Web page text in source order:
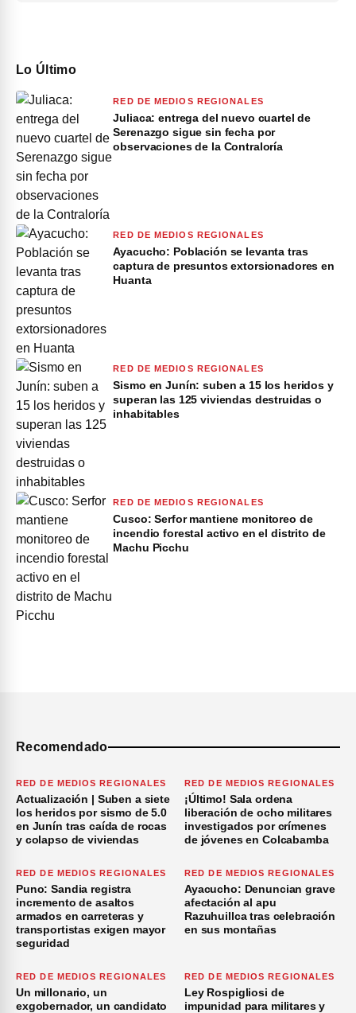
Lo Último
RED DE MEDIOS REGIONALES
Juliaca: entrega del nuevo cuartel de
Serenazgo sigue sin fecha por
observaciones de la Contraloría
RED DE MEDIOS REGIONALES
Ayacucho: Población se levanta tras
captura de presuntos extorsionadores en
Huanta
RED DE MEDIOS REGIONALES
Sismo en Junín: suben a 15 los heridos y
superan las 125 viviendas destruidas o
inhabitables
RED DE MEDIOS REGIONALES
Cusco: Serfor mantiene monitoreo de
incendio forestal activo en el distrito de
Machu Picchu
Recomendado
RED DE MEDIOS REGIONALES
Actualización | Suben a siete
los heridos por sismo de 5.0
en Junín tras caída de rocas
y colapso de viviendas
RED DE MEDIOS REGIONALES
¡Último! Sala ordena
liberación de ocho militares
investigados por crímenes
de jóvenes en Colcabamba
RED DE MEDIOS REGIONALES
Puno: Sandia registra
incremento de asaltos
armados en carreteras y
transportistas exigen mayor
seguridad
RED DE MEDIOS REGIONALES
Ayacucho: Denuncian grave
afectación al apu
Razuhuillca tras celebración
en sus montañas
RED DE MEDIOS REGIONALES
Un millonario, un
exgobernador, un candidato
RED DE MEDIOS REGIONALES
Ley Rospigliosi de
impunidad para militares y